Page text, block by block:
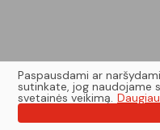
Paspausdami ar
sutinkate, jog naudojame
svetainės veikimą.